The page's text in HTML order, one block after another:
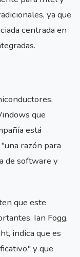
ya que
centrada en
que
está
razón para
de software y
que este
Ian Fogg,
indica que es
y que